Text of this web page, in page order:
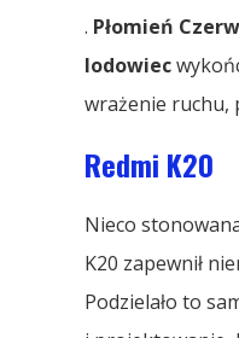
. Płomień
lodowiec
wrażenie ruchu,
Redmi K20
Nieco
K20 zapewnił
Podzielało to